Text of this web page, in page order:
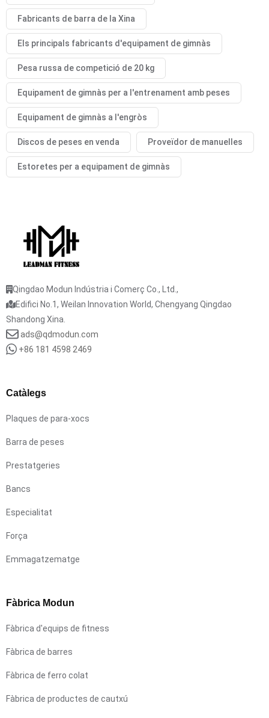
Fabricants de barra de la Xina
Els principals fabricants d'equipament de gimnàs
Pesa russa de competició de 20 kg
Equipament de gimnàs per a l'entrenament amb peses
Equipament de gimnàs a l'engròs
Discos de peses en venda Proveïdor de manuelles
Estoretes per a equipament de gimnàs
Qingdao Modun Indústria i Comerç Co., Ltd.,
Edifici No.1, Weilan Innovation World, Chengyang Qingdao
Shandong Xina.
ads@qdmodun.com
+86 181 4598 2469
Catàlegs
Plaques de para-xocs
Barra de peses
Prestatgeries
Bancs
Especialitat
Força
Emmagatzematge
Fàbrica Modun
Fàbrica d'equips de fitness
Fàbrica de barres
Fàbrica de ferro colat
Fàbrica de productes de cautxú